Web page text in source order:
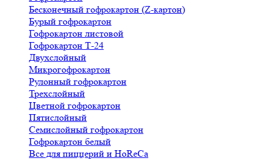
Бесконечный гофрокартон (Z-картон)
Бурый гофрокартон
Гофрокартон листовой
Гофрокартон Т-24
Двухслойный
Микрогофрокартон
Рулонный гофрокартон
Трехслойный
Цветной гофрокартон
Пятислойный
Семислойный гофрокартон
Гофрокартон белый
Все для пиццерий и HoReCa